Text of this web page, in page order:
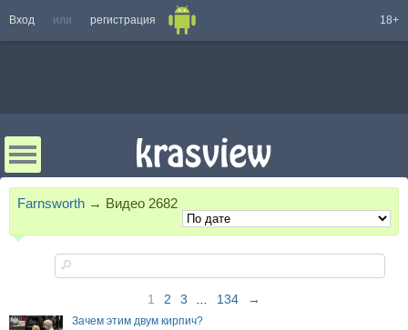
Вход или регистрация 18+
Farnsworth → Видео 2682
1 2 3 134 →
Зачем этим двум кирпич?